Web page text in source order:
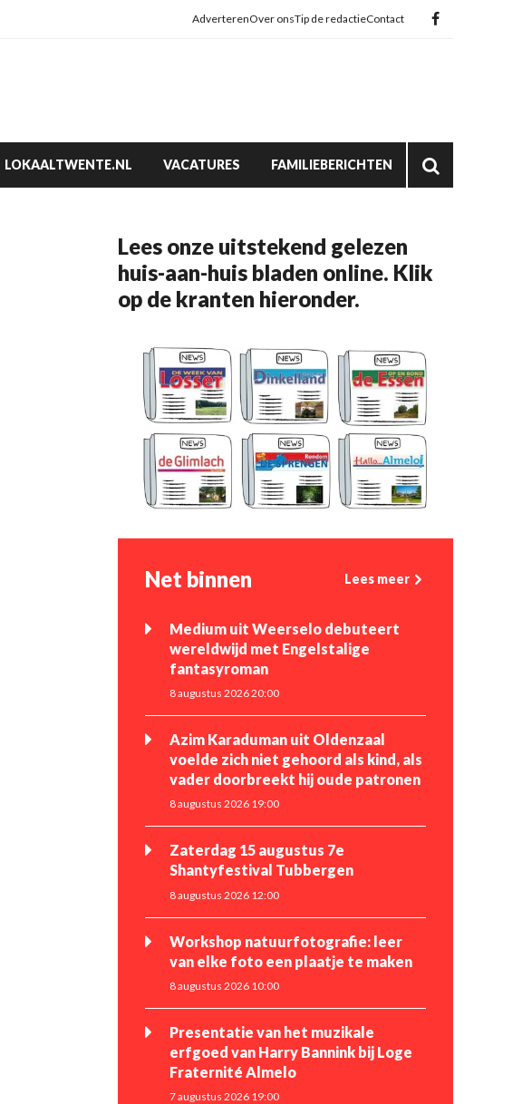
AdverterenOver onsTip de redactieContact
LOKAALTWENTE.NL VACATURES FAMILIEBERICHTEN
Lees onze uitstekend gelezen
huis-aan-huis bladen online. Klik
op de kranten hieronder.
Net binnen Lees meer
Medium uit Weerselo debuteert
wereldwijd met Engelstalige
fantasyroman
8 augustus 2026 20:00
Azim Karaduman uit Oldenzaal
voelde zich niet gehoord als kind, als
vader doorbreekt hij oude patronen
8 augustus 2026 19:00
Zaterdag 15 augustus 7e
Shantyfestival Tubbergen
8 augustus 2026 12:00
Workshop natuurfotografie: leer
van elke foto een plaatje te maken
8 augustus 2026 10:00
Presentatie van het muzikale
erfgoed van Harry Bannink bij Loge
Fraternité Almelo
7 augustus 2026 19:00